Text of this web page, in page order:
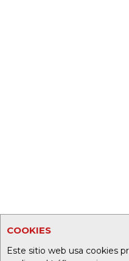
COOKIES
Este sitio web usa cookies